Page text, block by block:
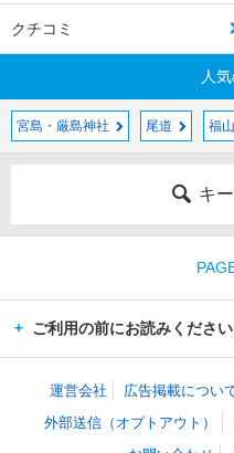
クチコミ
人
宮島・厳島神社 尾道 福山
キ
ご利用の前にお読みください
運営会社 広告掲載につい
外部送信（オプトアウト）